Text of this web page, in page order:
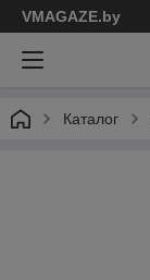
VMAGAZE.by
Каталог